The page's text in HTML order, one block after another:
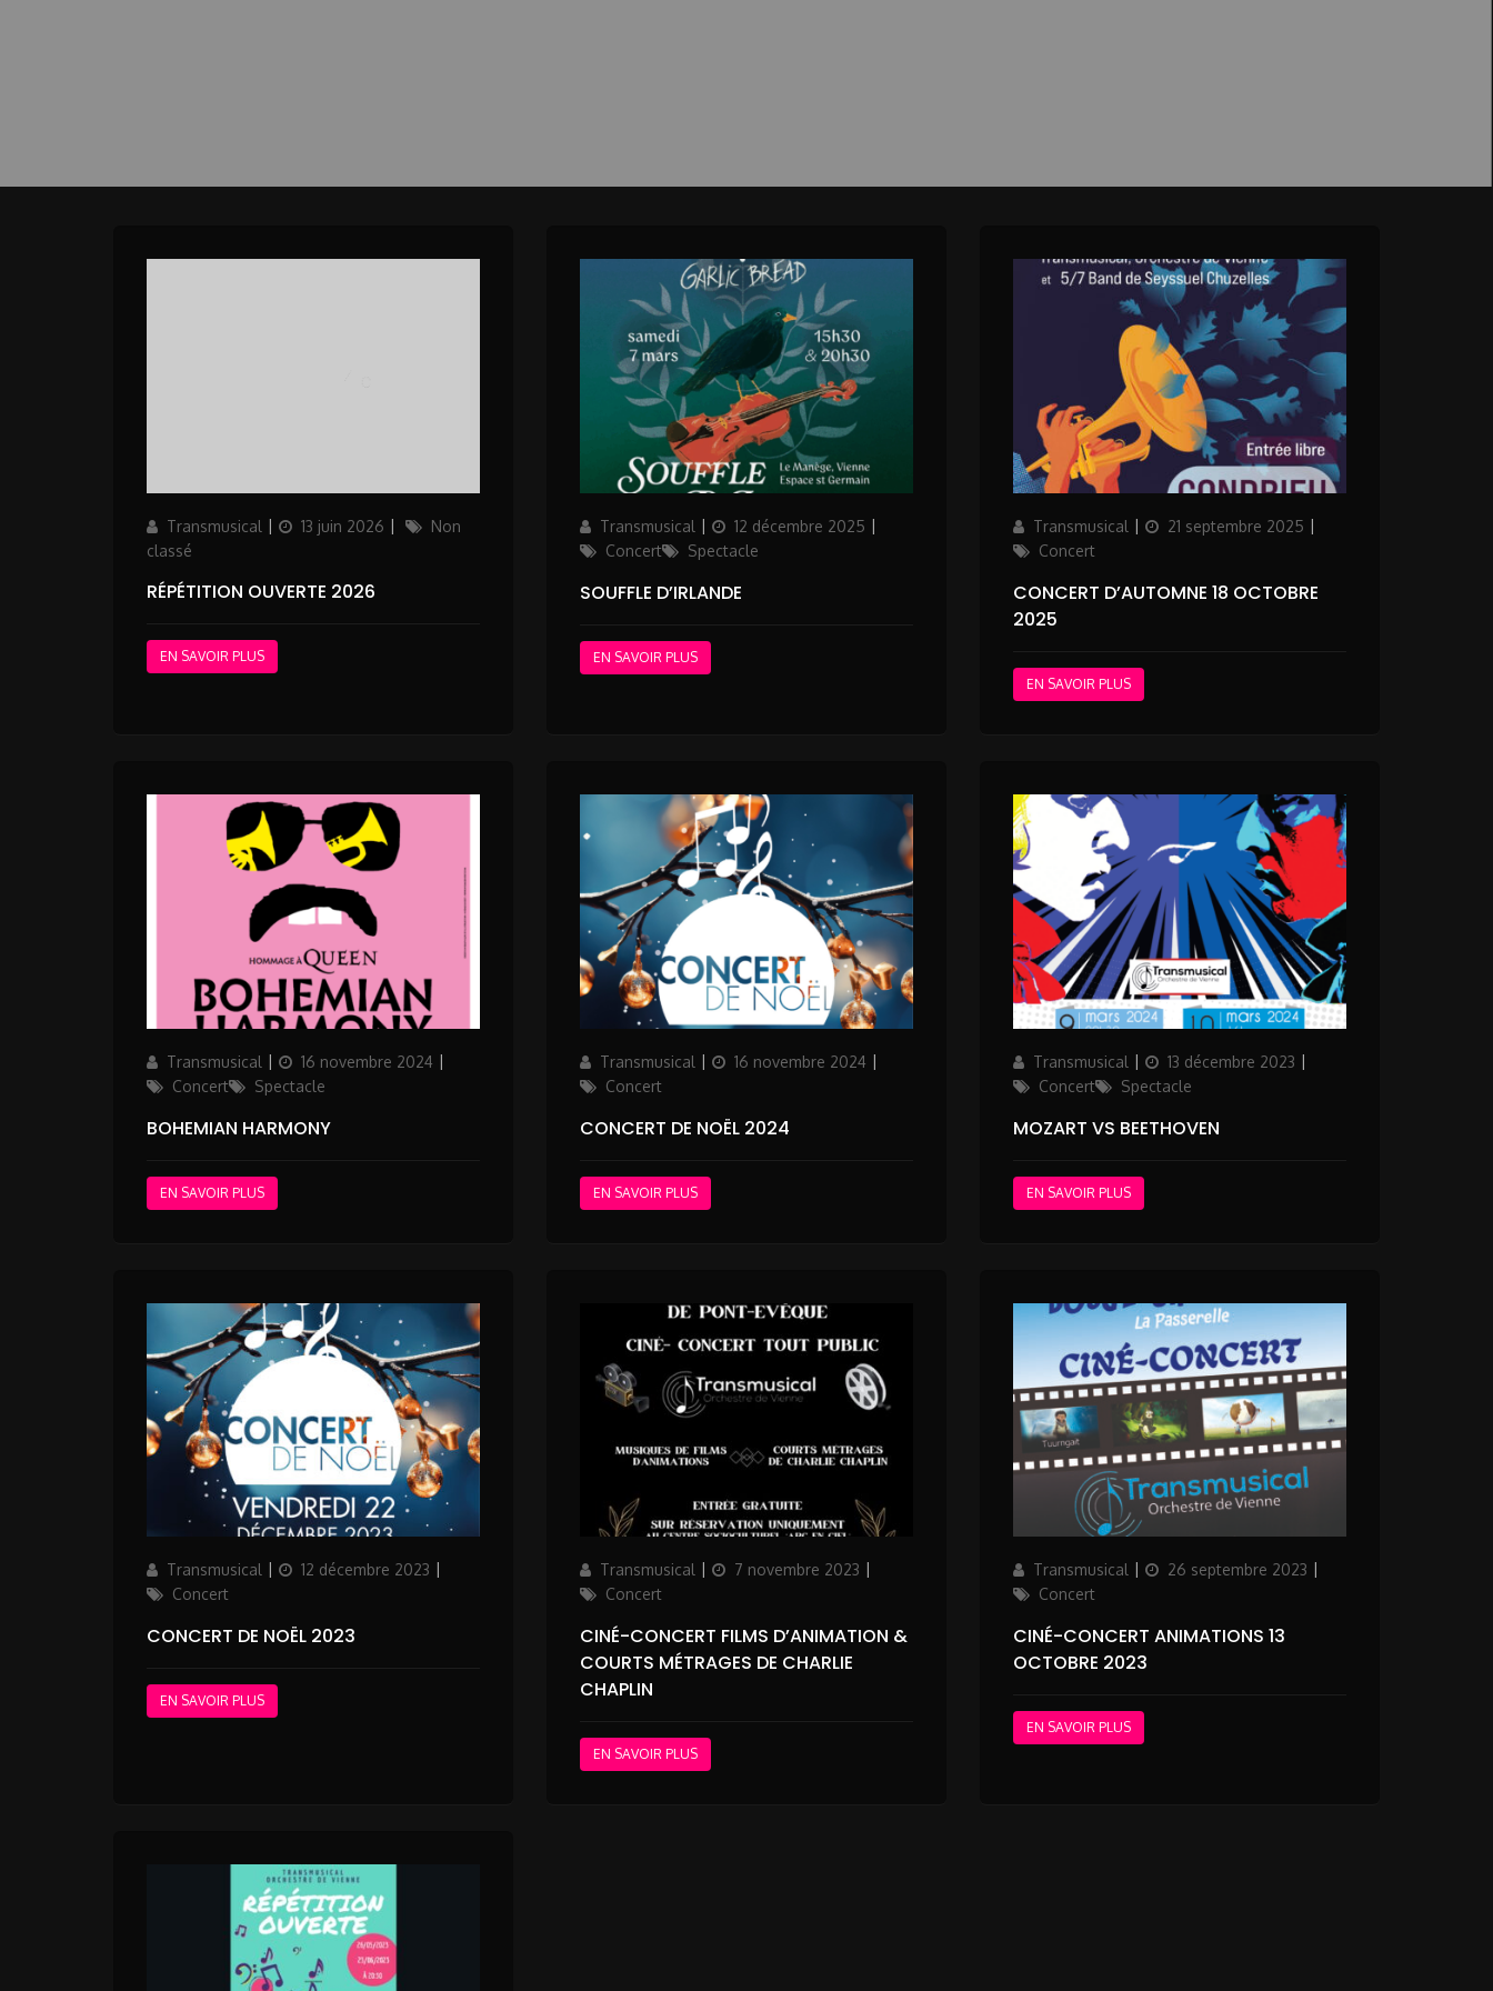
Author
Transmusical
Posted
13 juin 2026 Categories
Non
classé
RÉPÉTITION OUVERTE 2026
EN SAVOIR PLUS
Author
Transmusical
Updated
on
12 décembre 2025
Concert
Spectacle
SOUFFLE D’IRLANDE
EN SAVOIR PLUS
Author
Transmusical
Posted21 septembre 2025
Concert
CONCERT D’AUTOMNE 18 OCTOBRE
2025
EN SAVOIR PLUS
Author
Transmusical
Updated
on
16 novembre 2024
Concert
Spectacle
BOHEMIAN HARMONY
EN SAVOIR PLUS
Author
Transmusical
Updated
16 novembre 2024
Concert
CONCERT DE NOËL 2024
EN SAVOIR PLUS
Author
Transmusical
Updated
on
13 décembre 2023
Concert
Spectacle
MOZART VS BEETHOVEN
EN SAVOIR PLUS
Author
Transmusical
Posted12 décembre 2023
Concert
CONCERT DE NOËL 2023
EN SAVOIR PLUS
Author
Transmusical
Posted7 novembre 2023
Concert
CINÉ-CONCERT FILMS D’ANIMATION &
COURTS MÉTRAGES DE CHARLIE
CHAPLIN
EN SAVOIR PLUS
Author
Transmusical
Posted26 septembre 2023
Concert
CINÉ-CONCERT ANIMATIONS 13
OCTOBRE 2023
EN SAVOIR PLUS